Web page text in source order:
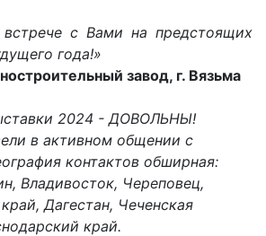
с Вами на предстоящих
года!»
завод, г. Вязьма
2024 - ДОВОЛЬНЫ!
в активном общении с
контактов обширная:
Владивосток, Череповец,
Дагестан, Чеченская
край.